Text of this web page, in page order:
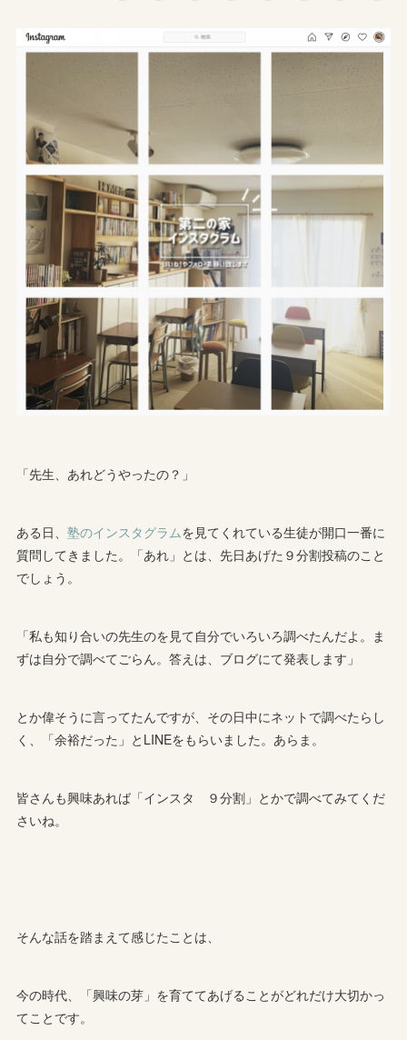
「先生、あれどうやったの？」
ある日、塾のインスタグラムを見てくれている生徒が開口一番に
質問してきました。「あれ」とは、先日あげた９分割投稿のこと
でしょう。
「私も知り合いの先生のを見て自分でいろいろ調べたんだよ。ま
ずは自分で調べてごらん。答えは、ブログにて発表します」
とか偉そうに言ってたんですが、その日中にネットで調べたらし
く、「余裕だった」とLINEをもらいました。あらま。
皆さんも興味あれば「インスタ ９分割」とかで調べてみてくだ
さいね。
そんな話を踏まえて感じたことは、
今の時代、「興味の芽」を育ててあげることがどれだけ大切かっ
てことです。